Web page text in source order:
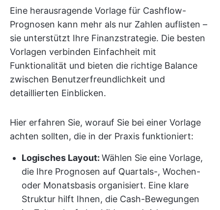
Eine herausragende Vorlage für Cashflow-
Prognosen kann mehr als nur Zahlen auflisten –
sie unterstützt Ihre Finanzstrategie. Die besten
Vorlagen verbinden Einfachheit mit
Funktionalität und bieten die richtige Balance
zwischen Benutzerfreundlichkeit und
detaillierten Einblicken.
Hier erfahren Sie, worauf Sie bei einer Vorlage
achten sollten, die in der Praxis funktioniert:
Logisches Layout: Wählen Sie eine Vorlage,
die Ihre Prognosen auf Quartals-, Wochen-
oder Monatsbasis organisiert. Eine klare
Struktur hilft Ihnen, die Cash-Bewegungen